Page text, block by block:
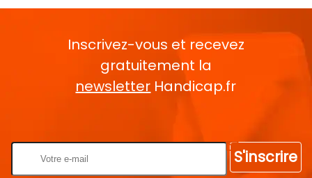
Inscrivez-vous et recevez
gratuitement la
newsletter Handicap.fr
S'inscrire